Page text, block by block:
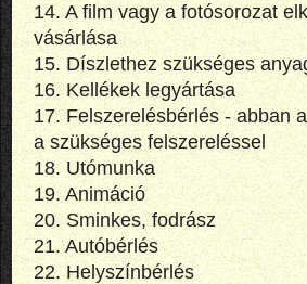
14. A film vagy a fotósorozat
vásárlása
15. Díszlethez szükséges
16. Kellékek legyártása
17. Felszerelésbérlés - abban
a szükséges felszereléssel
18. Utómunka
19. Animáció
20. Sminkes, fodrász
21. Autóbérlés
22. Helyszínbérlés